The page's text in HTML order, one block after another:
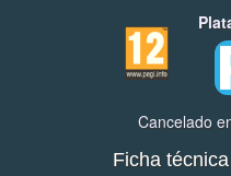
Cancelado
Ficha